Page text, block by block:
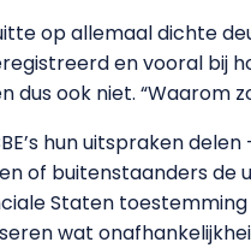
op allemaal dichte
en vooral bij
ook niet. “Waarom
hun uitspraken
of buitenstaanders
Staten
wat